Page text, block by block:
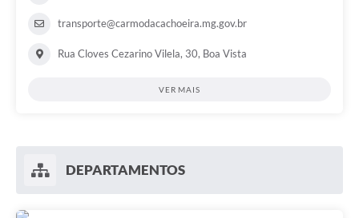
transporte@carmodacachoeira.mg.gov.br
Rua Cloves Cezarino Vilela, 30, Boa Vista
VER MAIS
DEPARTAMENTOS